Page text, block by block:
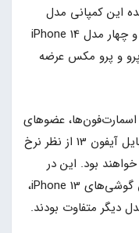
این کمپانی مدل
مینی را از سری گوشی‌های آیفون حذف و چهار مدل iPhone 14
14، آیفون 14 مکس، پرو و پرو مکس عرضه
عضوهای
خانواده آیفون 14‌ برخلاف گوشی‌های موبایل آیفون 13 از نظر نرخ
بود. این در
حالی است که فقط مدل پرو و پرو مکس گوشی‌های iPhone 13،
دیگر متفاوت بودند.